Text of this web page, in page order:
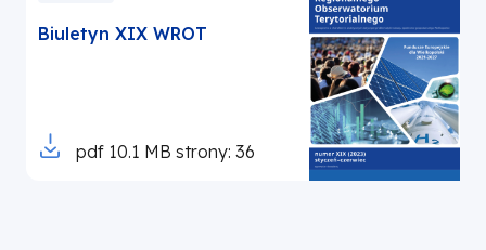
karcie
Biuletyn XIX WROT
Otworzy
pdf 10.1 MB strony: 36